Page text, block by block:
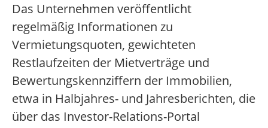
Das Unternehmen veröffentlicht
regelmäßig Informationen zu
Vermietungsquoten, gewichteten
Restlaufzeiten der Mietverträge und
Bewertungskennziffern der Immobilien,
etwa in Halbjahres- und Jahresberichten, die
über das Investor-Relations-Portal